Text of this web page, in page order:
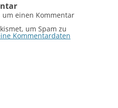
um einen Kommentar
um Spam zu
Kommentardaten